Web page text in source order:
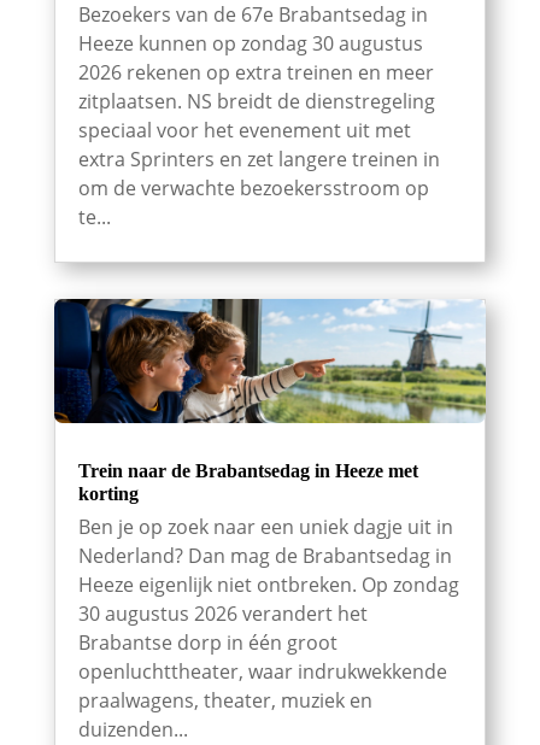
Bezoekers van de 67e Brabantsedag in
Heeze kunnen op zondag 30 augustus
2026 rekenen op extra treinen en meer
zitplaatsen. NS breidt de dienstregeling
speciaal voor het evenement uit met
extra Sprinters en zet langere treinen in
om de verwachte bezoekersstroom op
te...
Trein naar de Brabantsedag in Heeze met
korting
Ben je op zoek naar een uniek dagje uit in
Nederland? Dan mag de Brabantsedag in
Heeze eigenlijk niet ontbreken. Op zondag
30 augustus 2026 verandert het
Brabantse dorp in één groot
openluchttheater, waar indrukwekkende
praalwagens, theater, muziek en
duizenden...